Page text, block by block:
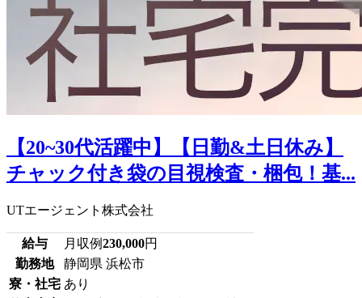
【20~30代活躍中】【日勤&土日休み】
チャック付き袋の目視検査・梱包！基...
UTエージェント株式会社
給与 月収例230,000円
勤務地
静岡県 浜松市
寮・社宅 あり